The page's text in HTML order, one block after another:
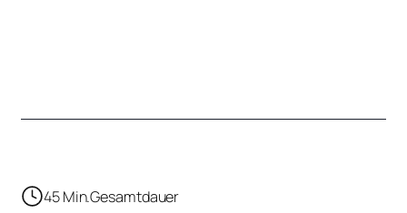
45 Min.Gesamtdauer